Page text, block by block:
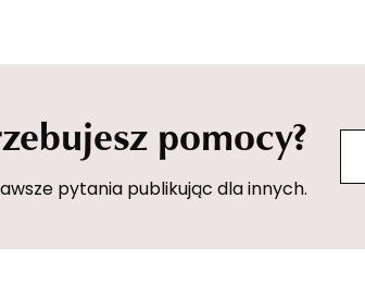
pomocy?
pytania publikując dla innych.